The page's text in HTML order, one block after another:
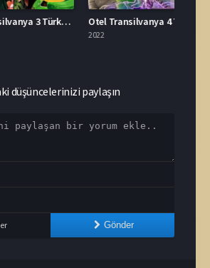
Otel Transilvanya 3 Türkçe Dublaj Full İzle Otel Transilvanya 4 Türkçe Dublaj Full İzle
düşüncelerinizi paylaşın
Gönder